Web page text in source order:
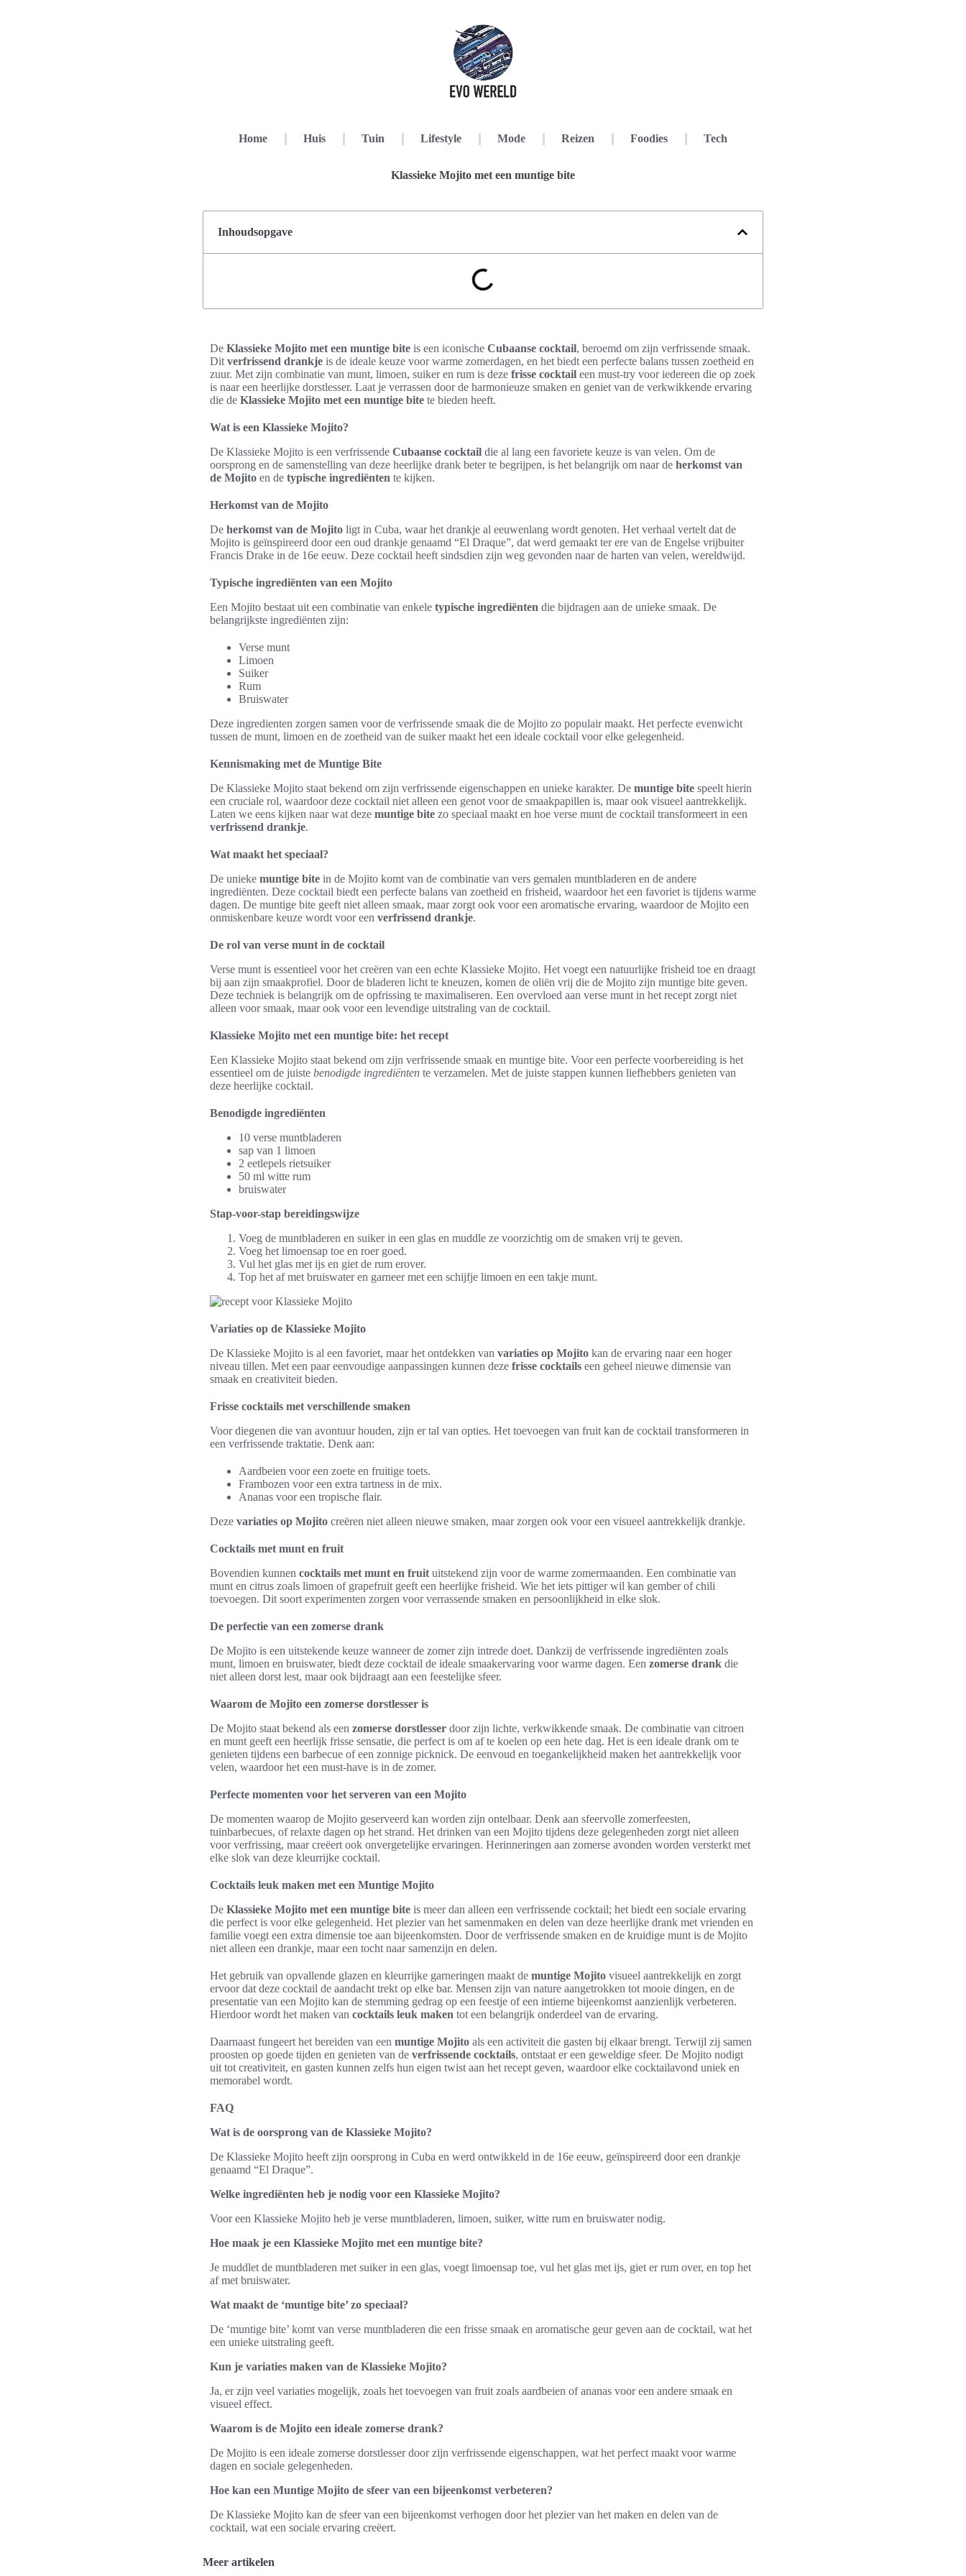
Home Huis Tuin Lifestyle Mode Reizen Foodies Tech
Klassieke Mojito met een muntige bite
Inhoudsopgave
De Klassieke Mojito met een muntige bite is een iconische Cubaanse cocktail, beroemd om zijn verfrissende smaak.
Dit verfrissend drankje is de ideale keuze voor warme zomerdagen, en het biedt een perfecte balans tussen zoetheid en
zuur. Met zijn combinatie van munt, limoen, suiker en rum is deze frisse cocktail een must-try voor iedereen die op zoek
is naar een heerlijke dorstlesser. Laat je verrassen door de harmonieuze smaken en geniet van de verkwikkende ervaring
die de Klassieke Mojito met een muntige bite te bieden heeft.
Wat is een Klassieke Mojito?
De Klassieke Mojito is een verfrissende Cubaanse cocktail die al lang een favoriete keuze is van velen. Om de
oorsprong en de samenstelling van deze heerlijke drank beter te begrijpen, is het belangrijk om naar de herkomst van
de Mojito en de typische ingrediënten te kijken.
Herkomst van de Mojito
De herkomst van de Mojito ligt in Cuba, waar het drankje al eeuwenlang wordt genoten. Het verhaal vertelt dat de
Mojito is geïnspireerd door een oud drankje genaamd “El Draque”, dat werd gemaakt ter ere van de Engelse vrijbuiter
Francis Drake in de 16e eeuw. Deze cocktail heeft sindsdien zijn weg gevonden naar de harten van velen, wereldwijd.
Typische ingrediënten van een Mojito
Een Mojito bestaat uit een combinatie van enkele typische ingrediënten die bijdragen aan de unieke smaak. De
belangrijkste ingrediënten zijn:
Verse munt
Limoen
Suiker
Rum
Bruiswater
Deze ingredienten zorgen samen voor de verfrissende smaak die de Mojito zo populair maakt. Het perfecte evenwicht
tussen de munt, limoen en de zoetheid van de suiker maakt het een ideale cocktail voor elke gelegenheid.
Kennismaking met de Muntige Bite
De Klassieke Mojito staat bekend om zijn verfrissende eigenschappen en unieke karakter. De muntige bite speelt hierin
een cruciale rol, waardoor deze cocktail niet alleen een genot voor de smaakpapillen is, maar ook visueel aantrekkelijk.
Laten we eens kijken naar wat deze muntige bite zo speciaal maakt en hoe verse munt de cocktail transformeert in een
verfrissend drankje.
Wat maakt het speciaal?
De unieke muntige bite in de Mojito komt van de combinatie van vers gemalen muntbladeren en de andere
ingrediënten. Deze cocktail biedt een perfecte balans van zoetheid en frisheid, waardoor het een favoriet is tijdens warme
dagen. De muntige bite geeft niet alleen smaak, maar zorgt ook voor een aromatische ervaring, waardoor de Mojito een
onmiskenbare keuze wordt voor een verfrissend drankje.
De rol van verse munt in de cocktail
Verse munt is essentieel voor het creëren van een echte Klassieke Mojito. Het voegt een natuurlijke frisheid toe en draagt
bij aan zijn smaakprofiel. Door de bladeren licht te kneuzen, komen de oliën vrij die de Mojito zijn muntige bite geven.
Deze techniek is belangrijk om de opfrissing te maximaliseren. Een overvloed aan verse munt in het recept zorgt niet
alleen voor smaak, maar ook voor een levendige uitstraling van de cocktail.
Klassieke Mojito met een muntige bite: het recept
Een Klassieke Mojito staat bekend om zijn verfrissende smaak en muntige bite. Voor een perfecte voorbereiding is het
essentieel om de juiste benodigde ingrediënten te verzamelen. Met de juiste stappen kunnen liefhebbers genieten van
deze heerlijke cocktail.
Benodigde ingrediënten
10 verse muntbladeren
sap van 1 limoen
2 eetlepels rietsuiker
50 ml witte rum
bruiswater
Stap-voor-stap bereidingswijze
Voeg de muntbladeren en suiker in een glas en muddle ze voorzichtig om de smaken vrij te geven.
Voeg het limoensap toe en roer goed.
Vul het glas met ijs en giet de rum erover.
Top het af met bruiswater en garneer met een schijfje limoen en een takje munt.
Variaties op de Klassieke Mojito
De Klassieke Mojito is al een favoriet, maar het ontdekken van variaties op Mojito kan de ervaring naar een hoger
niveau tillen. Met een paar eenvoudige aanpassingen kunnen deze frisse cocktails een geheel nieuwe dimensie van
smaak en creativiteit bieden.
Frisse cocktails met verschillende smaken
Voor diegenen die van avontuur houden, zijn er tal van opties. Het toevoegen van fruit kan de cocktail transformeren in
een verfrissende traktatie. Denk aan:
Aardbeien voor een zoete en fruitige toets.
Frambozen voor een extra tartness in de mix.
Ananas voor een tropische flair.
Deze variaties op Mojito creëren niet alleen nieuwe smaken, maar zorgen ook voor een visueel aantrekkelijk drankje.
Cocktails met munt en fruit
Bovendien kunnen cocktails met munt en fruit uitstekend zijn voor de warme zomermaanden. Een combinatie van
munt en citrus zoals limoen of grapefruit geeft een heerlijke frisheid. Wie het iets pittiger wil kan gember of chili
toevoegen. Dit soort experimenten zorgen voor verrassende smaken en persoonlijkheid in elke slok.
De perfectie van een zomerse drank
De Mojito is een uitstekende keuze wanneer de zomer zijn intrede doet. Dankzij de verfrissende ingrediënten zoals
munt, limoen en bruiswater, biedt deze cocktail de ideale smaakervaring voor warme dagen. Een zomerse drank die
niet alleen dorst lest, maar ook bijdraagt aan een feestelijke sfeer.
Waarom de Mojito een zomerse dorstlesser is
De Mojito staat bekend als een zomerse dorstlesser door zijn lichte, verkwikkende smaak. De combinatie van citroen
en munt geeft een heerlijk frisse sensatie, die perfect is om af te koelen op een hete dag. Het is een ideale drank om te
genieten tijdens een barbecue of een zonnige picknick. De eenvoud en toegankelijkheid maken het aantrekkelijk voor
velen, waardoor het een must-have is in de zomer.
Perfecte momenten voor het serveren van een Mojito
De momenten waarop de Mojito geserveerd kan worden zijn ontelbaar. Denk aan sfeervolle zomerfeesten,
tuinbarbecues, of relaxte dagen op het strand. Het drinken van een Mojito tijdens deze gelegenheden zorgt niet alleen
voor verfrissing, maar creëert ook onvergetelijke ervaringen. Herinneringen aan zomerse avonden worden versterkt met
elke slok van deze kleurrijke cocktail.
Cocktails leuk maken met een Muntige Mojito
De Klassieke Mojito met een muntige bite is meer dan alleen een verfrissende cocktail; het biedt een sociale ervaring
die perfect is voor elke gelegenheid. Het plezier van het samenmaken en delen van deze heerlijke drank met vrienden en
familie voegt een extra dimensie toe aan bijeenkomsten. Door de verfrissende smaken en de kruidige munt is de Mojito
niet alleen een drankje, maar een tocht naar samenzijn en delen.
Het gebruik van opvallende glazen en kleurrijke garneringen maakt de muntige Mojito visueel aantrekkelijk en zorgt
ervoor dat deze cocktail de aandacht trekt op elke bar. Mensen zijn van nature aangetrokken tot mooie dingen, en de
presentatie van een Mojito kan de stemming gedrag op een feestje of een intieme bijeenkomst aanzienlijk verbeteren.
Hierdoor wordt het maken van cocktails leuk maken tot een belangrijk onderdeel van de ervaring.
Daarnaast fungeert het bereiden van een muntige Mojito als een activiteit die gasten bij elkaar brengt. Terwijl zij samen
proosten op goede tijden en genieten van de verfrissende cocktails, ontstaat er een geweldige sfeer. De Mojito nodigt
uit tot creativiteit, en gasten kunnen zelfs hun eigen twist aan het recept geven, waardoor elke cocktailavond uniek en
memorabel wordt.
FAQ
Wat is de oorsprong van de Klassieke Mojito?
De Klassieke Mojito heeft zijn oorsprong in Cuba en werd ontwikkeld in de 16e eeuw, geïnspireerd door een drankje
genaamd “El Draque”.
Welke ingrediënten heb je nodig voor een Klassieke Mojito?
Voor een Klassieke Mojito heb je verse muntbladeren, limoen, suiker, witte rum en bruiswater nodig.
Hoe maak je een Klassieke Mojito met een muntige bite?
Je muddlet de muntbladeren met suiker in een glas, voegt limoensap toe, vul het glas met ijs, giet er rum over, en top het
af met bruiswater.
Wat maakt de ‘muntige bite’ zo speciaal?
De ‘muntige bite’ komt van verse muntbladeren die een frisse smaak en aromatische geur geven aan de cocktail, wat het
een unieke uitstraling geeft.
Kun je variaties maken van de Klassieke Mojito?
Ja, er zijn veel variaties mogelijk, zoals het toevoegen van fruit zoals aardbeien of ananas voor een andere smaak en
visueel effect.
Waarom is de Mojito een ideale zomerse drank?
De Mojito is een ideale zomerse dorstlesser door zijn verfrissende eigenschappen, wat het perfect maakt voor warme
dagen en sociale gelegenheden.
Hoe kan een Muntige Mojito de sfeer van een bijeenkomst verbeteren?
De Klassieke Mojito kan de sfeer van een bijeenkomst verhogen door het plezier van het maken en delen van de
cocktail, wat een sociale ervaring creëert.
Meer artikelen